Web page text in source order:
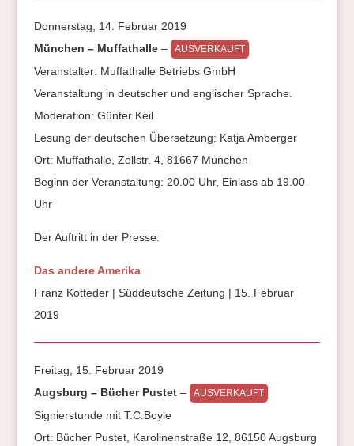
Donnerstag, 14. Februar 2019
München – Muffathalle– AUSVERKAUFT
Veranstalter: Muffathalle Betriebs GmbH
Veranstaltung in deutscher und englischer Sprache.
Moderation: Günter Keil
Lesung der deutschen Übersetzung: Katja Amberger
Ort: Muffathalle, Zellstr. 4, 81667 München
Beginn der Veranstaltung: 20.00 Uhr, Einlass ab 19.00
Uhr
Der Auftritt in der Presse:
Das andere Amerika
Franz Kotteder | Süddeutsche Zeitung | 15. Februar
2019
Freitag, 15. Februar 2019
Augsburg – Bücher Pustet– AUSVERKAUFT
Signierstunde mit T.C.Boyle
Ort: Bücher Pustet, Karolinenstraße 12, 86150 Augsburg